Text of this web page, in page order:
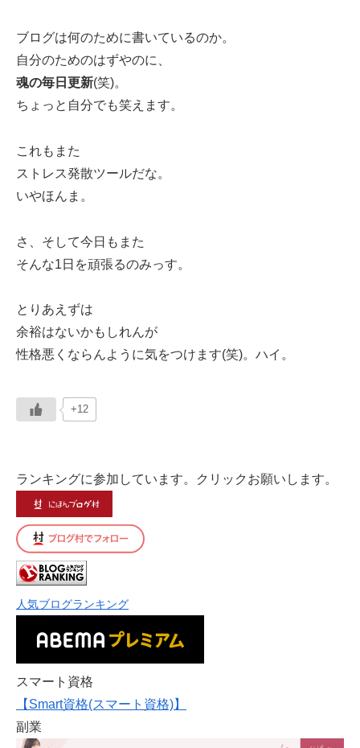
ブログは何のために書いているのか。
自分のためのはずやのに、
魂の毎日更新(笑)。
ちょっと自分でも笑えます。
これもまた
ストレス発散ツールだな。
いやほんま。
さ、そして今日もまた
そんな1日を頑張るのみっす。
とりあえずは
余裕はないかもしれんが
性格悪くならんように気をつけます(笑)。ハイ。
+12
ランキングに参加しています。クリックお願いします。
人気ブログランキング
スマート資格
【Smart資格(スマート資格)】
副業